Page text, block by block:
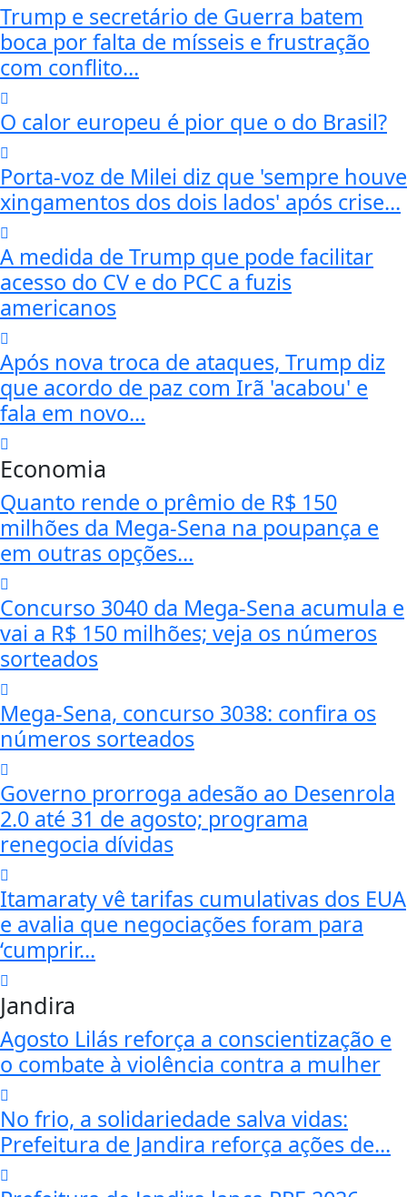
Trump e secretário de Guerra batem
boca por falta de mísseis e frustração
com conflito...
O calor europeu é pior que o do Brasil?
Porta-voz de Milei diz que 'sempre houve
xingamentos dos dois lados' após crise...
A medida de Trump que pode facilitar
acesso do CV e do PCC a fuzis
americanos
Após nova troca de ataques, Trump diz
que acordo de paz com Irã 'acabou' e
fala em novo...
Economia
Quanto rende o prêmio de R$ 150
milhões da Mega-Sena na poupança e
em outras opções...
Concurso 3040 da Mega-Sena acumula e
vai a R$ 150 milhões; veja os números
sorteados
Mega-Sena, concurso 3038: confira os
números sorteados
Governo prorroga adesão ao Desenrola
2.0 até 31 de agosto; programa
renegocia dívidas
Itamaraty vê tarifas cumulativas dos EUA
e avalia que negociações foram para
‘cumprir...
Jandira
Agosto Lilás reforça a conscientização e
o combate à violência contra a mulher
No frio, a solidariedade salva vidas:
Prefeitura de Jandira reforça ações de...